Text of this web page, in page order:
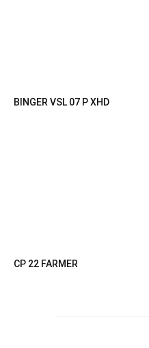
BINGER VSL 07 P XHD
CP 22 FARMER